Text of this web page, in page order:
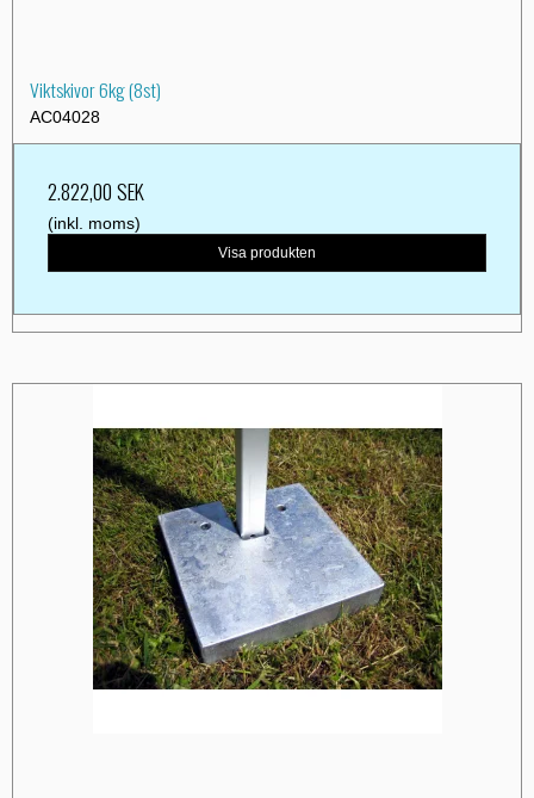
Viktskivor 6kg (8st)
AC04028
2.822,00 SEK
(inkl. moms)
Visa produkten